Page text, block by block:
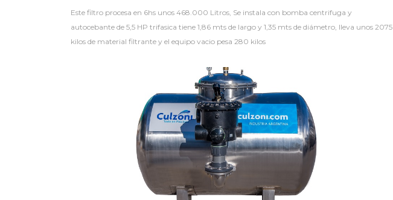
Este filtro procesa en 6hs unos 468.000 Litros, Se instala con bomba centrifuga y
autocebante de 5,5 HP trifasica tiene 1,86 mts de largo y 1,35 mts de diámetro, lleva unos 2075
kilos de material filtrante y el equipo vacio pesa 280 kilos